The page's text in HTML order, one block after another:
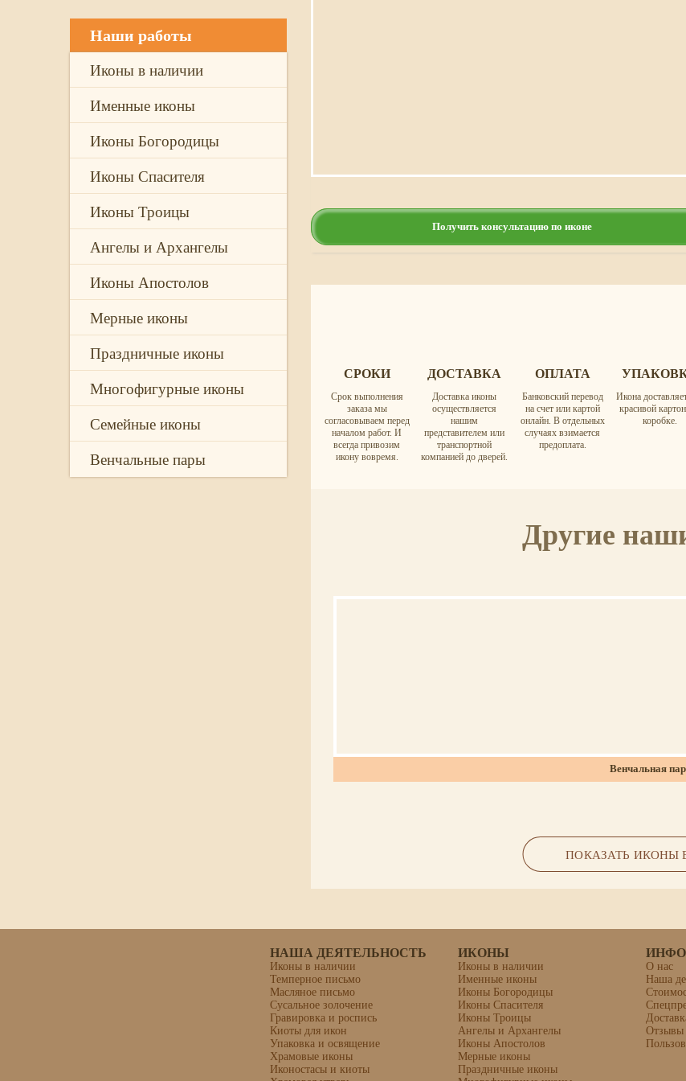
Наши работы
Иконы в наличии
Именные иконы
Иконы Богородицы
Иконы Спасителя
Иконы Троицы
Ангелы и Архангелы
Иконы Апостолов
Мерные иконы
Праздничные иконы
Многофигурные иконы
Семейные иконы
Венчальные пары
Получить консультацию по иконе
СРОКИ
Срок выполнения
заказа мы
согласовываем перед
началом работ. И
всегда привозим
икону вовремя.
ДОСТАВКА
Доставка иконы
осуществляется
нашим
представителем или
транспортной
компанией до дверей.
ОПЛАТА
Банковский перевод
на счет или картой
онлайн. В отдельных
случаях взимается
предоплата.
Икона
красивой
коробке.
Другие
Венчальная
Икона «Иоанн
ПОКАЗАТЬ ИКОНЫ
НАША ДЕЯТЕЛЬНОСТЬ
Иконы в наличии
Темперное письмо
Масляное письмо
Сусальное золочение
Гравировка и роспись
Киоты для икон
Упаковка и освящение
Храмовые иконы
Иконостасы и киоты
ИКОНЫ
Иконы в наличии
Именные иконы
Иконы Богородицы
Иконы Спасителя
Иконы Троицы
Ангелы и Архангелы
Иконы Апостолов
Мерные иконы
Праздничные иконы
О нас
Наша
Отзывы